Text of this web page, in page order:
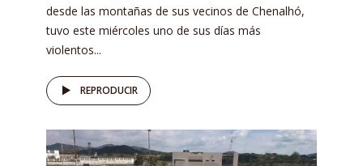
desde las montañas de sus vecinos de Chenalhó,
tuvo este miércoles uno de sus días más
violentos...
REPRODUCIR